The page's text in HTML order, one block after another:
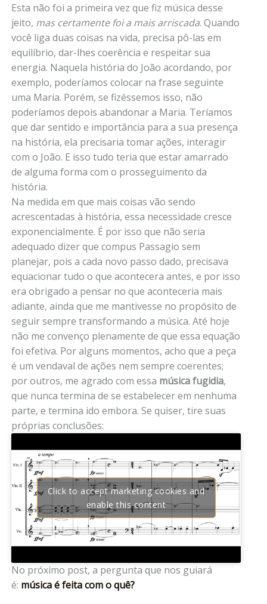
Esta não foi a primeira vez que fiz música desse
jeito, mas certamente foi a mais arriscada. Quando
você liga duas coisas na vida, precisa pô-las em
equilíbrio, dar-lhes coerência e respeitar sua
energia. Naquela história do João acordando, por
exemplo, poderíamos colocar na frase seguinte
uma Maria. Porém, se fizéssemos isso, não
poderíamos depois abandonar a Maria. Teríamos
que dar sentido e importância para a sua presença
na história, ela precisaria tomar ações, interagir
com o João. E isso tudo teria que estar amarrado
de alguma forma com o prosseguimento da
história.
Na medida em que mais coisas vão sendo
acrescentadas à história, essa necessidade cresce
exponencialmente. É por isso que não seria
adequado dizer que compus Passagio sem
planejar, pois a cada novo passo dado, precisava
equacionar tudo o que acontecera antes, e por isso
era obrigado a pensar no que aconteceria mais
adiante, ainda que me mantivesse no propósito de
seguir sempre transformando a música. Até hoje
não me convenço plenamente de que essa equação
foi efetiva. Por alguns momentos, acho que a peça
é um vendaval de ações nem sempre coerentes;
por outros, me agrado com essa música fugidia,
que nunca termina de se estabelecer em nenhuma
parte, e termina ido embora. Se quiser, tire suas
próprias conclusões:
Click to accept marketing cookies and
enable this content
No próximo post, a pergunta que nos guiará
é: música é feita com o quê?